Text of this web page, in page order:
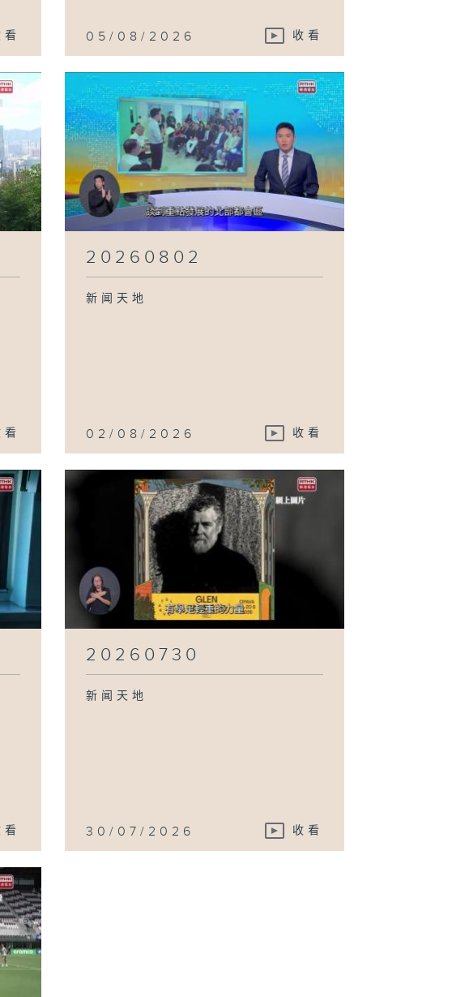
看 05/08/2026 收看
看
20260802
新闻天地
02/08/2026 收看
看
20260730
新闻天地
30/07/2026 收看